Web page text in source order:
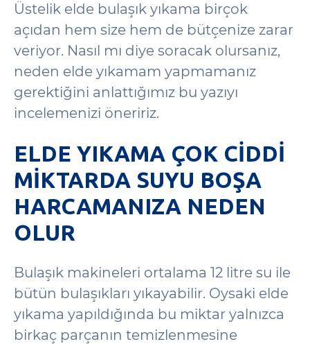
Üstelik elde bulaşık yıkama birçok
açıdan hem size hem de bütçenize zarar
veriyor. Nasıl mı diye soracak olursanız,
neden elde yıkamam yapmamanız
gerektiğini anlattığımız bu yazıyı
incelemenizi öneririz.
ELDE YIKAMA ÇOK CIDDI
MIKTARDA SUYU BOŞA
HARCAMANIZA NEDEN
OLUR
Bulaşık makineleri ortalama 12 litre su ile
bütün bulaşıkları yıkayabilir. Oysaki elde
yıkama yapıldığında bu miktar yalnızca
birkaç parçanın temizlenmesine